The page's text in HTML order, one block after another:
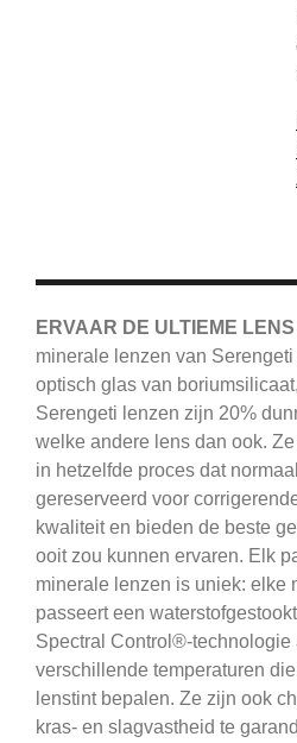
ERVAAR DE ULTIEME
minerale lenzen van
optisch glas van
Serengeti lenzen zijn 20%
welke andere lens dan ook.
in hetzelfde proces dat
gereserveerd voor
kwaliteit en bieden de beste
ooit zou kunnen ervaren. Elk
minerale lenzen is uniek: elke
passeert een
Spectral Control®-technologie
verschillende temperaturen
lenstint bepalen. Ze zijn ook
kras- en slagvastheid te